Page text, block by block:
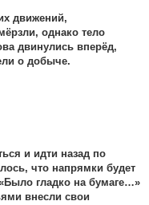
движений,
однако тело
двинулись вперёд,
о добыче.
и идти назад по
что напрямки будет
гладко на бумаге…»
внесли свои